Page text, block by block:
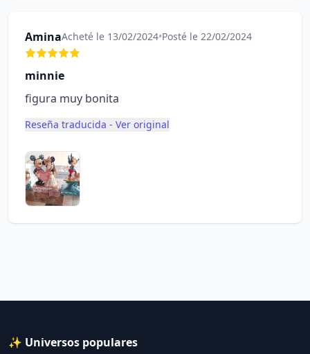
AminaAcheté le 13/02/2024•Posté le 22/02/2024
minnie
figura muy bonita
Reseña traducida - Ver original
✨ Universos populares